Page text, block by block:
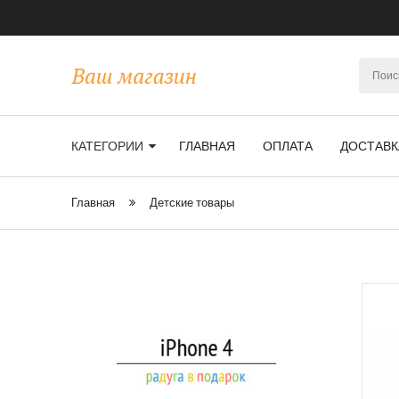
КАТЕГОРИИ ГЛАВНАЯ ОПЛАТА
Главная Детские товары